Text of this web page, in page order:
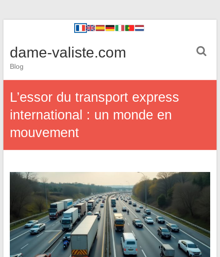
dame-valiste.com
Blog
L’essor du transport express
international : un monde en
mouvement